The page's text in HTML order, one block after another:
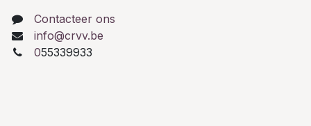
Contacteer ons
info@crvv.be
055339933